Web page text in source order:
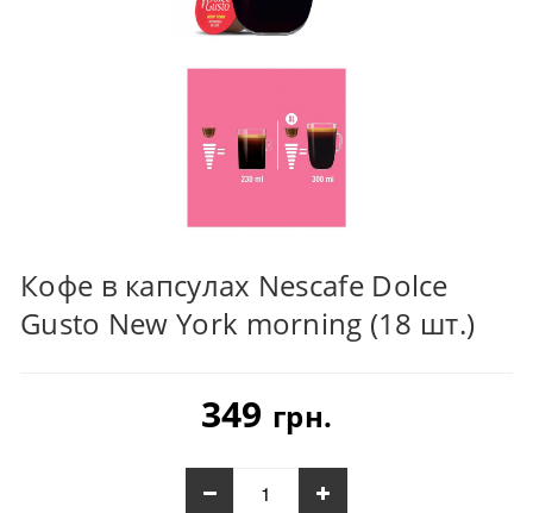
Кофе в капсулах Nescafe Dolce
Gusto New York morning (18 шт.)
349 грн.